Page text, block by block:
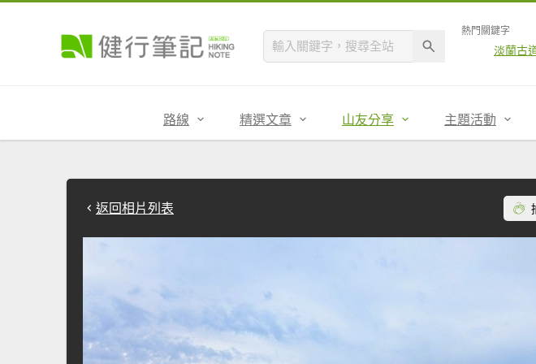
熱門關鍵字
淡蘭古
路線 精選文章 山友分享 主題活動
返回相片列表